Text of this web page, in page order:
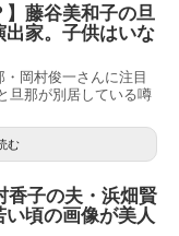
】藤谷美和子の旦
家。子供はいな
岡村俊一さんに注目
旦那が別居している噂
む
香子の夫・浜畑賢
頃の画像が美人